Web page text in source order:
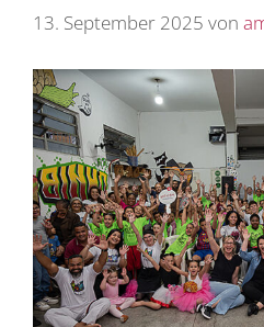
13. September 2025 von